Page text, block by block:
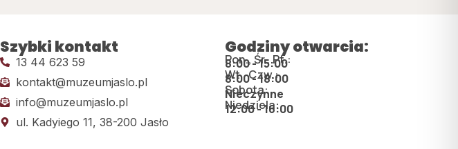
Szybki kontakt
13 44 623 59
kontakt@muzeumjaslo.pl
info@muzeumjaslo.pl
ul. Kadyiego 11, 38-200 Jasło
Godziny otwarcia:
Pon., Śr., Pt.:
8:00 - 15:00
Wt., Czw.:
8:00 - 18:00
Sobota:
Nieczynne
Niedziela:
12:00 - 16:00